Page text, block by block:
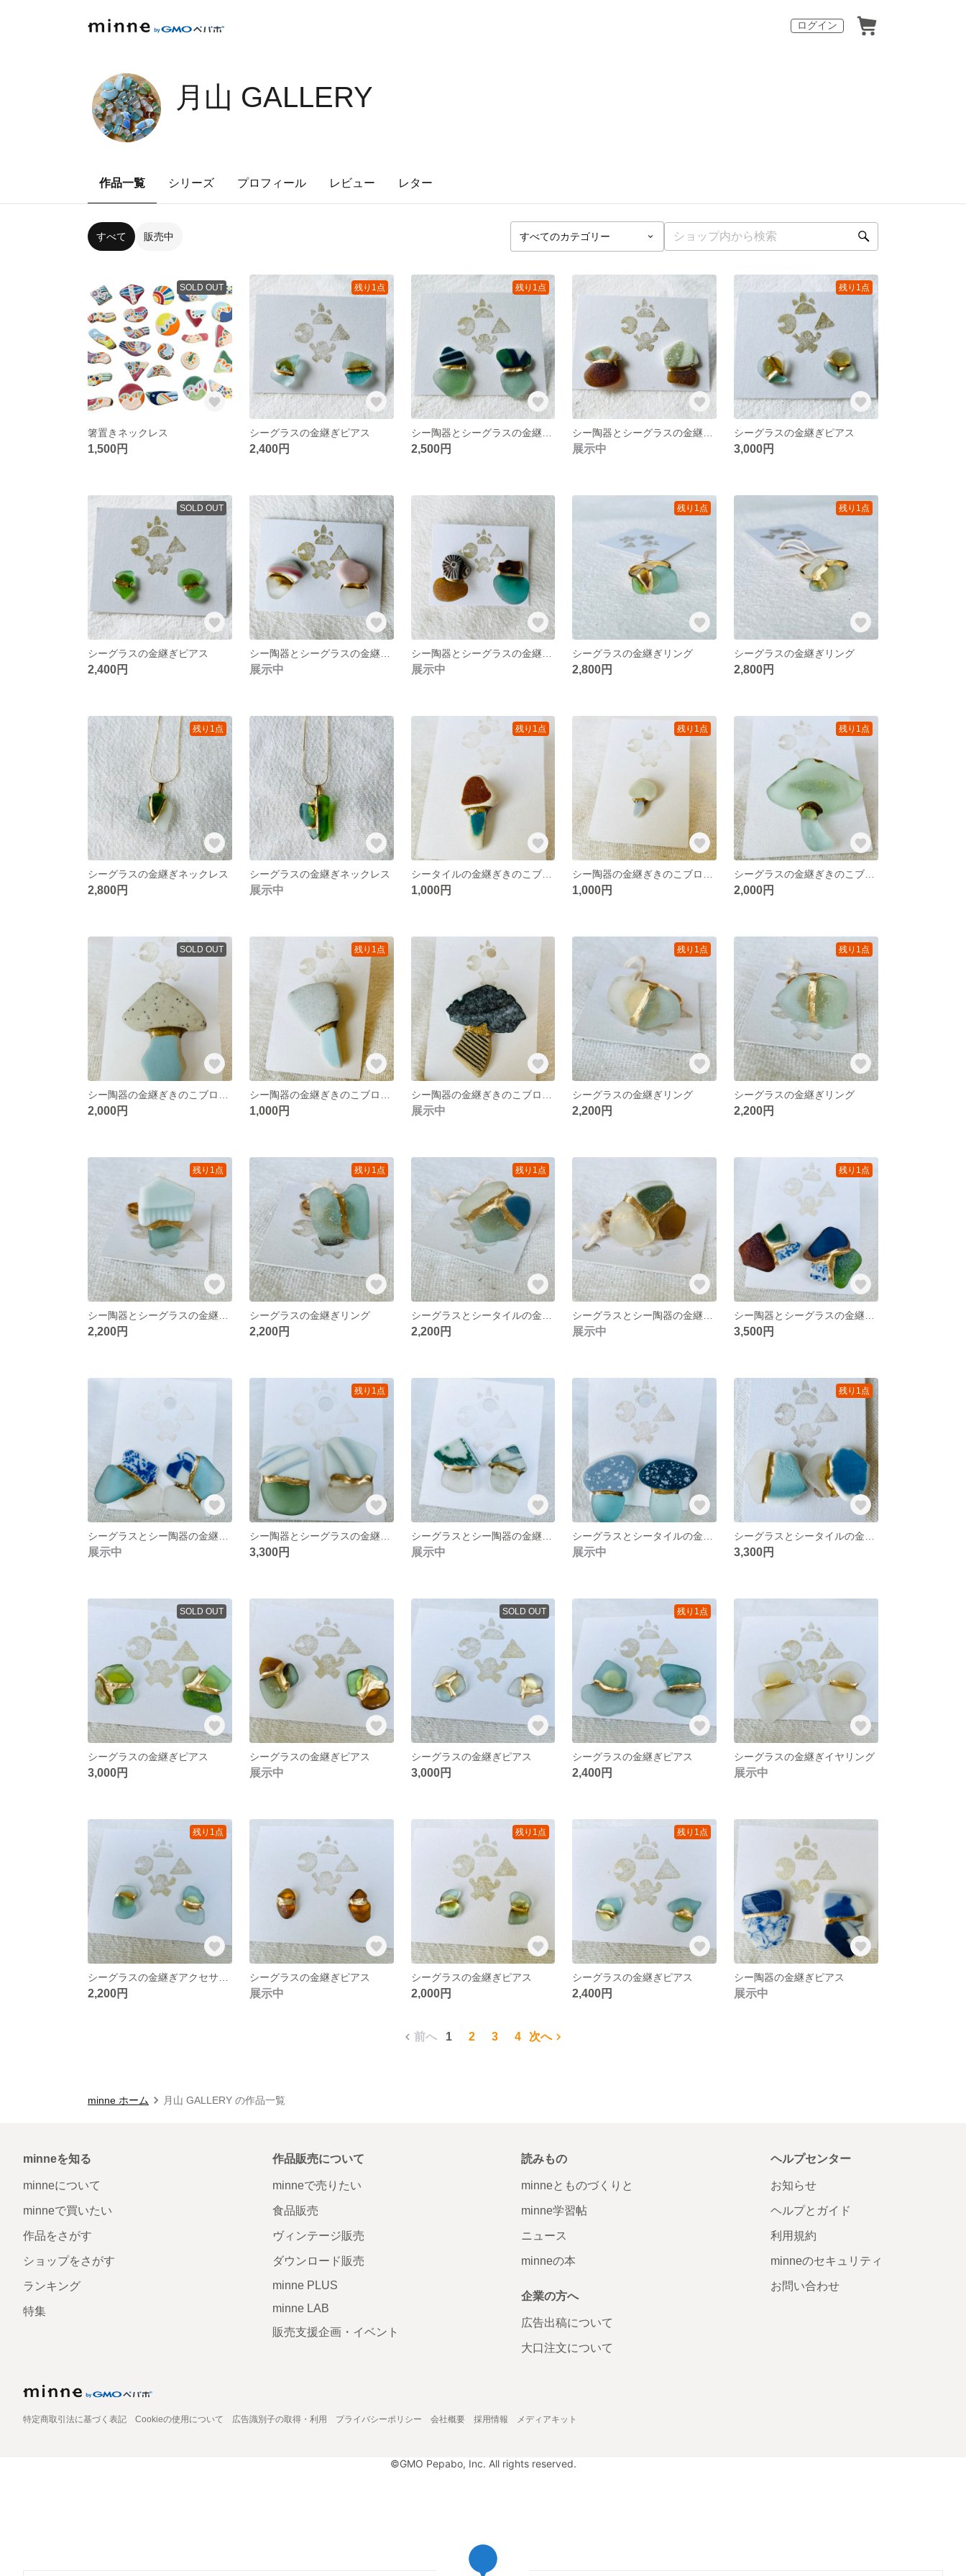
ログイン
月山 GALLERY
作品一覧 シリーズ プロフィール レビュー レター
すべて 販売中
SOLD OUT
箸置きネックレス
1,500円
残り1点
シーグラスの金継ぎピアス
2,400円
残り1点
2,500円 展示中
残り1点
シーグラスの金継ぎピアス
3,000円
SOLD OUT
シーグラスの金継ぎピアス
2,400円 展示中 展示中
残り1点
シーグラスの金継ぎリング
2,800円
残り1点
シーグラスの金継ぎリング
2,800円
残り1点
シーグラスの金継ぎネックレス
2,800円
シーグラスの金継ぎネックレス
展示中
残り1点
シータイルの金継ぎきのこブローチ
1,000円
残り1点
1,000円
残り1点
2,000円
SOLD OUT
2,000円
残り1点
1,000円 展示中
残り1点
シーグラスの金継ぎリング
2,200円
残り1点
シーグラスの金継ぎリング
2,200円
残り1点
2,200円
残り1点
シーグラスの金継ぎリング
2,200円
残り1点
2,200円 展示中
残り1点
3,500円
展示中
残り1点
3,300円 展示中 展示中
残り1点
3,300円
SOLD OUT
シーグラスの金継ぎピアス
3,000円
シーグラスの金継ぎピアス
展示中
SOLD OUT
シーグラスの金継ぎピアス
3,000円
残り1点
シーグラスの金継ぎピアス
2,400円
シーグラスの金継ぎイヤリング
展示中
残り1点
2,200円
シーグラスの金継ぎピアス
展示中
残り1点
シーグラスの金継ぎピアス
2,000円
残り1点
シーグラスの金継ぎピアス
2,400円
シー陶器の金継ぎピアス
展示中
前へ 1 2 3 4 次へ
minne ホーム 月山 GALLERY の作品一覧
minneを知る
minneについて
minneで買いたい
作品をさがす
ショップをさがす
ランキング
特集
作品販売について
minneで売りたい
食品販売
ヴィンテージ販売
ダウンロード販売
minne PLUS
minne LAB
販売支援企画・イベント
読みもの
minneとものづくりと
minne学習帖
ニュース
minneの本
企業の方へ
広告出稿について
大口注文について
ヘルプセンター
お知らせ
ヘルプとガイド
利用規約
minneのセキュリティ
お問い合わせ
特定商取引法に基づく表記 Cookieの使用について 広告識別子の取得・利用 プライバシーポリシー 会社概要 採用情報 メディアキット
©GMO Pepabo, Inc. All rights reserved.